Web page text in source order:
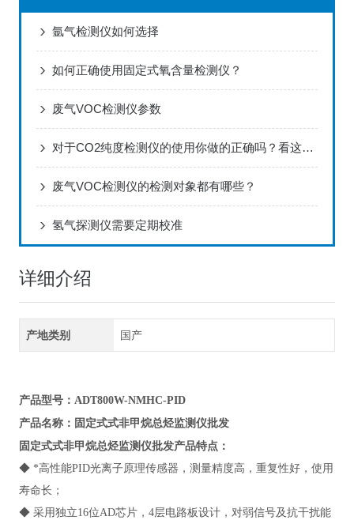
氩气检测仪如何选择
如何正确使用固定式氧含量检测仪？
废气VOC检测仪参数
对于CO2纯度检测仪的使用你做的正确吗？看这里！
废气VOC检测仪的检测对象都有哪些？
氢气探测仪需要定期校准
详细介绍
产地类别 国产
产品型号：ADT800W-NMHC-PID
产品名称： 固定式式非甲烷总烃监测仪批发
固定式式非甲烷总烃监测仪批发产品特点：
◆ *高性能PID光离子原理传感器，测量精度高，重复性好，使用
寿命长；
◆ 采用独立16位AD芯片，4层电路板设计，对弱信号及抗干扰能